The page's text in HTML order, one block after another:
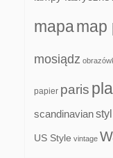
mapamap
mosiądz
papier paris
scandinavian
US Style vintage